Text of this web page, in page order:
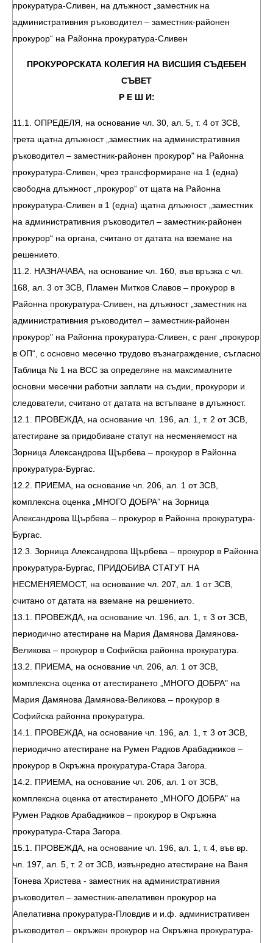
прокуратура-Сливен, на длъжност „заместник на
административния ръководител – заместник-районен
прокурор“ на Районна прокуратура-Сливен
ПРОКУРОРСКАТА КОЛЕГИЯ НА ВИСШИЯ СЪДЕБЕН
СЪВЕТ
Р Е Ш И:
11.1. ОПРЕДЕЛЯ, на основание чл. 30, ал. 5, т. 4 от ЗСВ,
трета щатна длъжност „заместник на административния
ръководител – заместник-районен прокурор" на Районна
прокуратура-Сливен, чрез трансформиране на 1 (една)
свободна длъжност „прокурор“ от щата на Районна
прокуратура-Сливен в 1 (една) щатна длъжност „заместник
на административния ръководител – заместник-районен
прокурор“ на органа, считано от датата на вземане на
решението.
11.2. НАЗНАЧАВА, на основание чл. 160, във връзка с чл.
168, ал. 3 от ЗСВ, Пламен Митков Славов – прокурор в
Районна прокуратура-Сливен, на длъжност „заместник на
административния ръководител – заместник-районен
прокурор" на Районна прокуратура-Сливен, с ранг „прокурор
в ОП“, с основно месечно трудово възнаграждение, съгласно
Таблица № 1 на ВСС за определяне на максималните
основни месечни работни заплати на съдии, прокурори и
следователи, считано от датата на встъпване в длъжност.
12.1. ПРОВЕЖДА, на основание чл. 196, ал. 1, т. 2 от ЗСВ,
атестиране за придобиване статут на несменяемост на
Зорница Александрова Щърбева – прокурор в Районна
прокуратура-Бургас.
12.2. ПРИЕМА, на основание чл. 206, ал. 1 от ЗСВ,
комплексна оценка „МНОГО ДОБРА” на Зорница
Александрова Щърбева – прокурор в Районна прокуратура-
Бургас.
12.3. Зорница Александрова Щърбева – прокурор в Районна
прокуратура-Бургас, ПРИДОБИВА СТАТУТ НА
НЕСМЕНЯЕМОСТ, на основание чл. 207, ал. 1 от ЗСВ,
считано от датата на вземане на решението.
13.1. ПРОВЕЖДА, на основание чл. 196, ал. 1, т. 3 от ЗСВ,
периодично атестиране на Мария Дамянова Дамянова-
Великова – прокурор в Софийска районна прокуратура.
13.2. ПРИЕМА, на основание чл. 206, ал. 1 от ЗСВ,
комплексна оценка от атестирането „МНОГО ДОБРА" на
Мария Дамянова Дамянова-Великова – прокурор в
Софийска районна прокуратура.
14.1. ПРОВЕЖДА, на основание чл. 196, ал. 1, т. 3 от ЗСВ,
периодично атестиране на Румен Радков Арабаджиков –
прокурор в Окръжна прокуратура-Стара Загора.
14.2. ПРИЕМА, на основание чл. 206, ал. 1 от ЗСВ,
комплексна оценка от атестирането „МНОГО ДОБРА" на
Румен Радков Арабаджиков – прокурор в Окръжна
прокуратура-Стара Загора.
15.1. ПРОВЕЖДА, на основание чл. 196, ал. 1, т. 4, във вр.
чл. 197, ал. 5, т. 2 от ЗСВ, извънредно атестиране на Ваня
Тонева Христева - заместник на административния
ръководител – заместник-апелативен прокурор на
Апелативна прокуратура-Пловдив и и.ф. административен
ръководител – окръжен прокурор на Окръжна прокуратура-